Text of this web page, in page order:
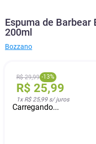
Espuma de Barbear
200ml
Bozzano
R$ 29,99 -13%
R$ 25,99
1x R$ 25,99s/ juros
Carregando...